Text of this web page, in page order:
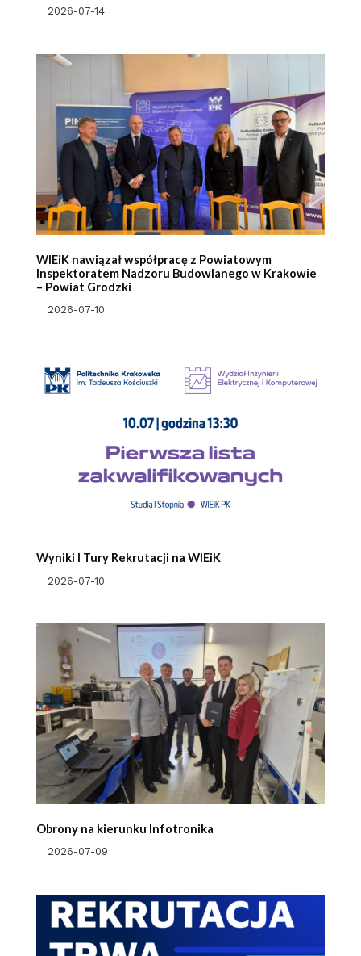
2026-07-14
WIEiK nawiązał współpracę z Powiatowym
Inspektoratem Nadzoru Budowlanego w Krakowie
– Powiat Grodzki
2026-07-10
Wyniki I Tury Rekrutacji na WIEiK
2026-07-10
Obrony na kierunku Infotronika
2026-07-09